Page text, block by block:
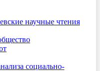
научные чтения
социально-